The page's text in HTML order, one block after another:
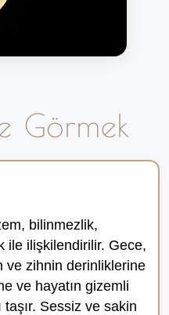
Görmek
bilinmezlik,
ile ilişkilendirilir. Gece,
ve zihnin derinliklerine
ve hayatın gizemli
Sessiz ve sakin